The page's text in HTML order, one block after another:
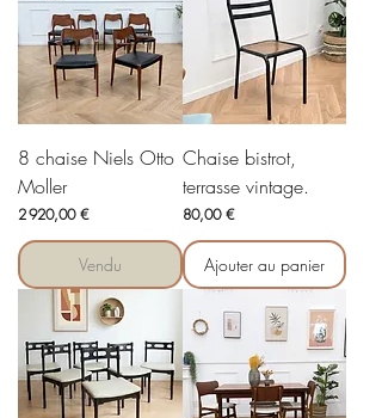
8 chaise Niels Otto
Moller
Prix
2 920,00 €
Vendu
Chaise bistrot,
terrasse vintage.
Prix
80,00 €
Ajouter au panier